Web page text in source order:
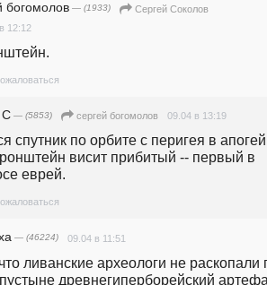
богомолов — (1933)
Сергей Соколов
12:12
С — (5853) сергей богомолов 09.04 в 13:19
спутник по орбите с перигея в
висит прибитый -- первый в
еврей.
— (46224) 09.04 в 11:51
ливанские археологи не раскопали
древнегиперборейский